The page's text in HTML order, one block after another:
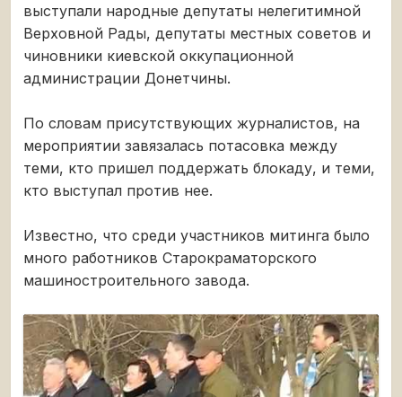
выступали народные депутаты нелегитимной
Верховной Рады, депутаты местных советов и
чиновники киевской оккупационной
администрации Донетчины.
По словам присутствующих журналистов, на
мероприятии завязалась потасовка между
теми, кто пришел поддержать блокаду, и теми,
кто выступал против нее.
Известно, что среди участников митинга было
много работников Старокраматорского
машиностроительного завода.